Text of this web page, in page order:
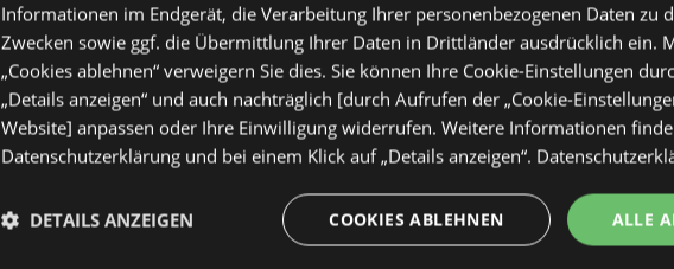
Informationen im Endgerät, die Verarbeitung Ihrer personenbezogenen Daten zu
Zwecken sowie ggf. die Übermittlung Ihrer Daten in Drittländer ausdrücklich ein.
„Cookies ablehnen“ verweigern Sie dies. Sie können Ihre Cookie-Einstellungen
„Details anzeigen“ und auch nachträglich [durch Aufrufen der „Cookie-
Website] anpassen oder Ihre Einwilligung widerrufen. Weitere Informationen
Datenschutzerklärung und bei einem Klick auf „Details anzeigen“.
ALLE
COOKIES ABLEHNEN
DETAILS ANZEIGEN